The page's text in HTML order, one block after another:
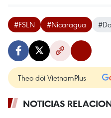
#FSLN #Nicaragua
Theo dõi VietnamPlus
NOTICIAS